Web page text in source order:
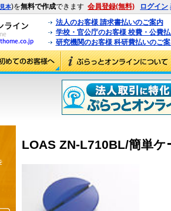
見本)を無料で作成できます 会員登録(無料) ログイン
法人のお客様 請求書払いのご案内
学校・官公庁のお客様 校費・公費
研究機関のお客様 科研費払いのご
LOAS ZN-L710BL/簡単